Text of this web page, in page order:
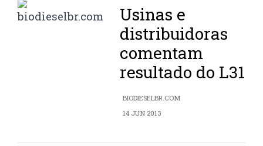
Usinas e
distribuidoras
comentam
resultado do L31
BIODIESELBR.COM
14 JUN 2013